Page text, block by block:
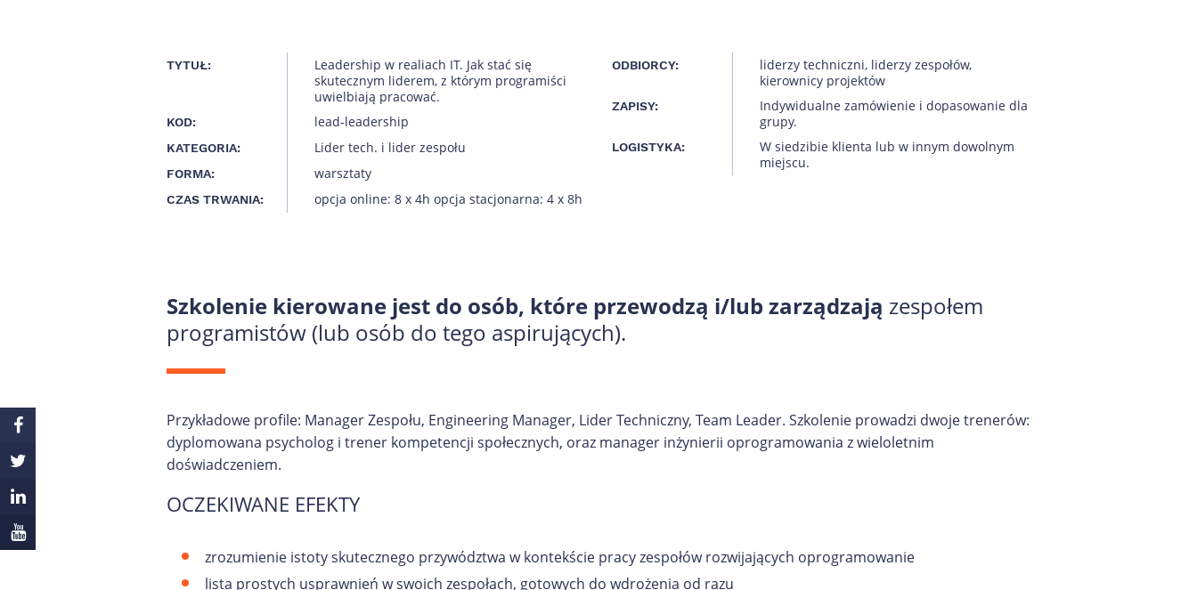
TYTUŁ:
Leadership w realiach IT. Jak stać się
skutecznym liderem, z którym programiści
uwielbiają pracować.
KOD: lead-leadership
KATEGORIA: Lider tech. i lider zespołu
FORMA: warsztaty
CZAS TRWANIA: opcja online: 8 x 4h opcja stacjonarna: 4 x 8h
ODBIORCY:
liderzy techniczni, liderzy zespołów,
kierownicy projektów
ZAPISY:
Indywidualne zamówienie i dopasowanie dla
grupy.
LOGISTYKA:
W siedzibie klienta lub w innym dowolnym
miejscu.
Szkolenie kierowane jest do osób, które przewodzą i/lub zarządzają zespołem
programistów (lub osób do tego aspirujących).
Przykładowe profile: Manager Zespołu, Engineering Manager, Lider Techniczny, Team Leader. Szkolenie prowadzi dwoje trenerów:
dyplomowana psycholog i trener kompetencji społecznych, oraz manager inżynierii oprogramowania z wieloletnim
doświadczeniem.
OCZEKIWANE EFEKTY
zrozumienie istoty skutecznego przywództwa w kontekście pracy zespołów rozwijających oprogramowanie
lista prostych usprawnień w swoich zespołach, gotowych do wdrożenia od razu